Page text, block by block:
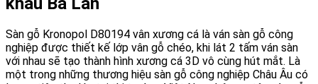
Sàn gỗ Kronopol D80194 vân xương cá là ván sàn gỗ công
nghiệp được thiết kế lớp vân gỗ chéo, khi lát 2 tấm ván sàn
với nhau sẽ tạo thành hình xương cá 3D vô cùng hút mắt. Là
một trong những thương hiệu sàn gỗ công nghiệp Châu Âu có